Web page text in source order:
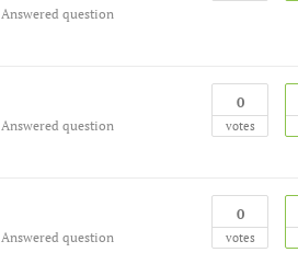
Answered question
0
votes
Answered question
0
votes
Answered question